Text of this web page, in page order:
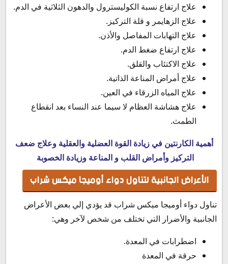
علاج ارتفاع نسبة الكوليسترول والدهون الثلاثية في الدم.
علاج الزهايمر و قلة التركيز.
علاج التهابات المفاصل والأذن.
علاج ارتفاع ضغط الدم.
علاج الاكتئاب والقلق.
علاج أمراض المناعة الذاتية.
علاج المياه الزرقاء في العين.
علاج هشاشة العظام لا سيما عند النساء بعد انقطاع
الطمث.
أهمية الكارنتين في زيادة القوة العضلية والعقلية وعلاج ضعف
التركيز وأمراض القلب و المناعة وزيادة الخصوبة
الأعراض الجانبية لتناول دواء أوميجا ميكس شراب
تناول دواء أوميجا ميكس شراب قد يؤدي إلي بعض الأعراض
الجانبية والأضرار التي تختلف من شخص لآخر وهي:
اضطرابات في المعدة.
حرقة في المعدة